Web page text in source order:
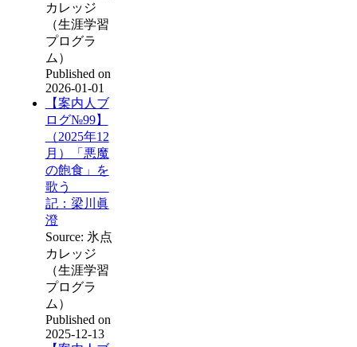
カレッジ
（生涯学習
プログラ
ム）
Published on
2026-01-01
【案内人ブ
ログ№99】
（2025年12
月）「悪魔
の飽食」を
歌う
記：梁川眞
澄
Source: 氷点
カレッジ
（生涯学習
プログラ
ム）
Published on
2025-12-13